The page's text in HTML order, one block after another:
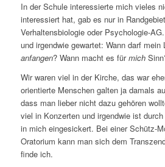
In der Schule interessierte mich vieles
interessiert hat, gab es nur in
Verhaltensbiologie oder Psychologie-
und irgendwie gewartet: Wann darf mein
anfangen? Wann macht es fürmich
Wir waren viel in der Kirche, das war
orientierte Menschen galten ja damals
dass man lieber nicht dazu gehören
viel in Konzerten und irgendwie ist
in mich eingesickert. Bei einer Schütz-
Oratorium kann man sich dem
finde ich.